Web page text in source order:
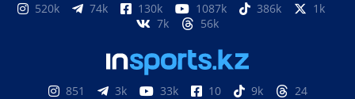
520k 74k 130k 1087k 386k
1k
7k
56k
851 3k 33k 10 9k 24